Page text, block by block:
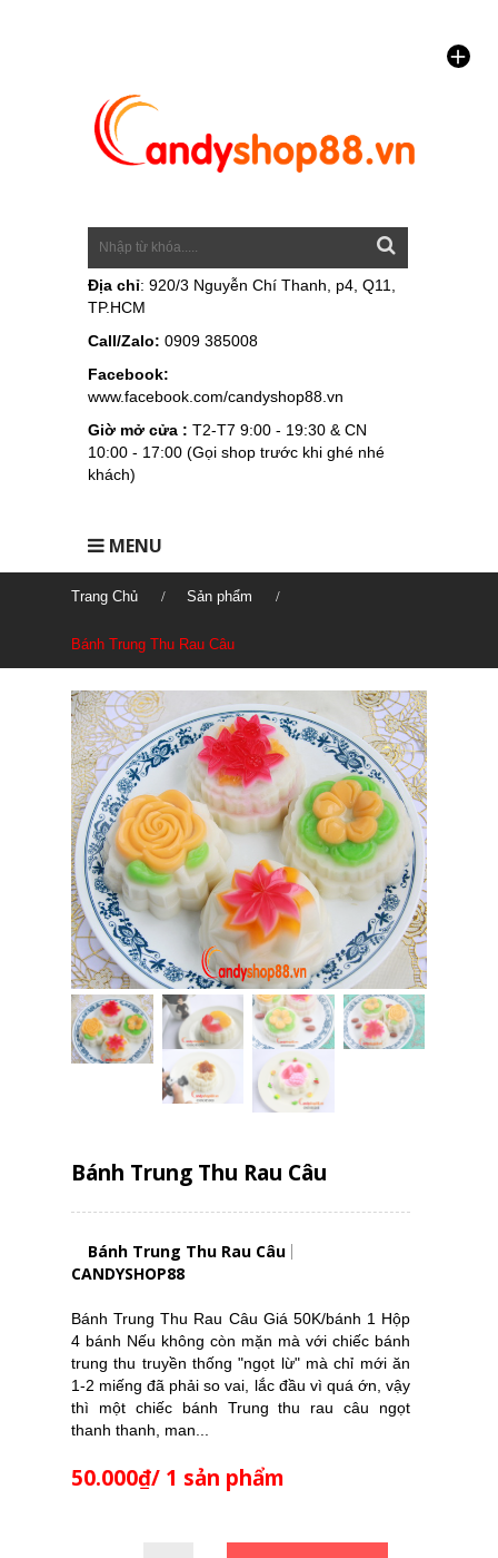
Địa chỉ: 920/3 Nguyễn Chí Thanh, p4, Q11,
TP.HCM
Call/Zalo: 0909 385008
Facebook:
www.facebook.com/candyshop88.vn
Giờ mở cửa : T2-T7 9:00 - 19:30 & CN
10:00 - 17:00 (Gọi shop trước khi ghé nhé
khách)
MENU
Trang Chủ Sản phẩm
Bánh Trung Thu Rau Câu
Bánh Trung Thu Rau Câu
Bánh Trung Thu Rau Câu
CANDYSHOP88
Bánh Trung Thu Rau Câu Giá 50K/bánh 1 Hộp
4 bánh Nếu không còn mặn mà với chiếc bánh
trung thu truyền thống "ngọt lừ" mà chỉ mới ăn
1-2 miếng đã phải so vai, lắc đầu vì quá ớn, vậy
thì một chiếc bánh Trung thu rau câu ngọt
thanh thanh, man...
50.000₫/ 1 sản phẩm